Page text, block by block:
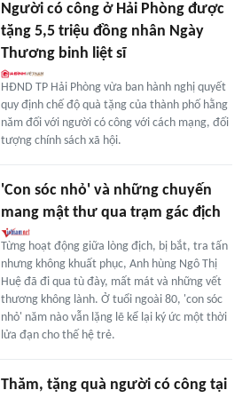
Người có công ở Hải Phòng được
tặng 5,5 triệu đồng nhân Ngày
Thương binh liệt sĩ
HĐND TP Hải Phòng vừa ban hành nghị quyết
quy định chế độ quà tặng của thành phố hằng
năm đối với người có công với cách mạng, đối
tượng chính sách xã hội.
'Con sóc nhỏ' và những chuyến
mang mật thư qua trạm gác địch
Từng hoạt động giữa lòng địch, bị bắt, tra tấn
nhưng không khuất phục, Anh hùng Ngô Thị
Huệ đã đi qua tù đày, mất mát và những vết
thương không lành. Ở tuổi ngoài 80, 'con sóc
nhỏ' năm nào vẫn lặng lẽ kể lại ký ức một thời
lửa đạn cho thế hệ trẻ.
Thăm, tặng quà người có công tại